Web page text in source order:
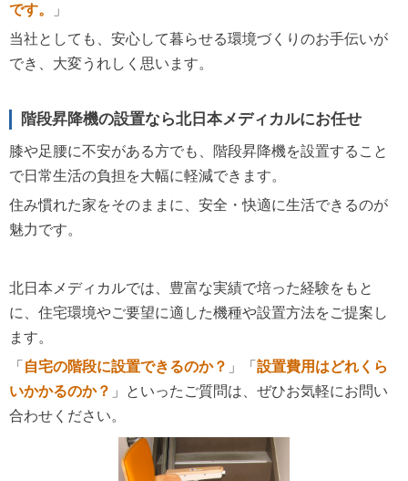
です。
」
当社としても、安心して暮らせる環境づくりのお手伝いが
でき、大変うれしく思います。
階段昇降機の設置なら北日本メディカルにお任せ
膝や足腰に不安がある方でも、階段昇降機を設置すること
で日常生活の負担を大幅に軽減できます。
住み慣れた家をそのままに、安全・快適に生活できるのが
魅力です。
北日本メディカルでは、豊富な実績で培った経験をもと
に、住宅環境やご要望に適した機種や設置方法をご提案し
ます。
「 自宅の階段に設置できるのか？ 」「 設置費用はどれくら
いかかるのか？ 」といったご質問は、ぜひお気軽にお問い
合わせください。